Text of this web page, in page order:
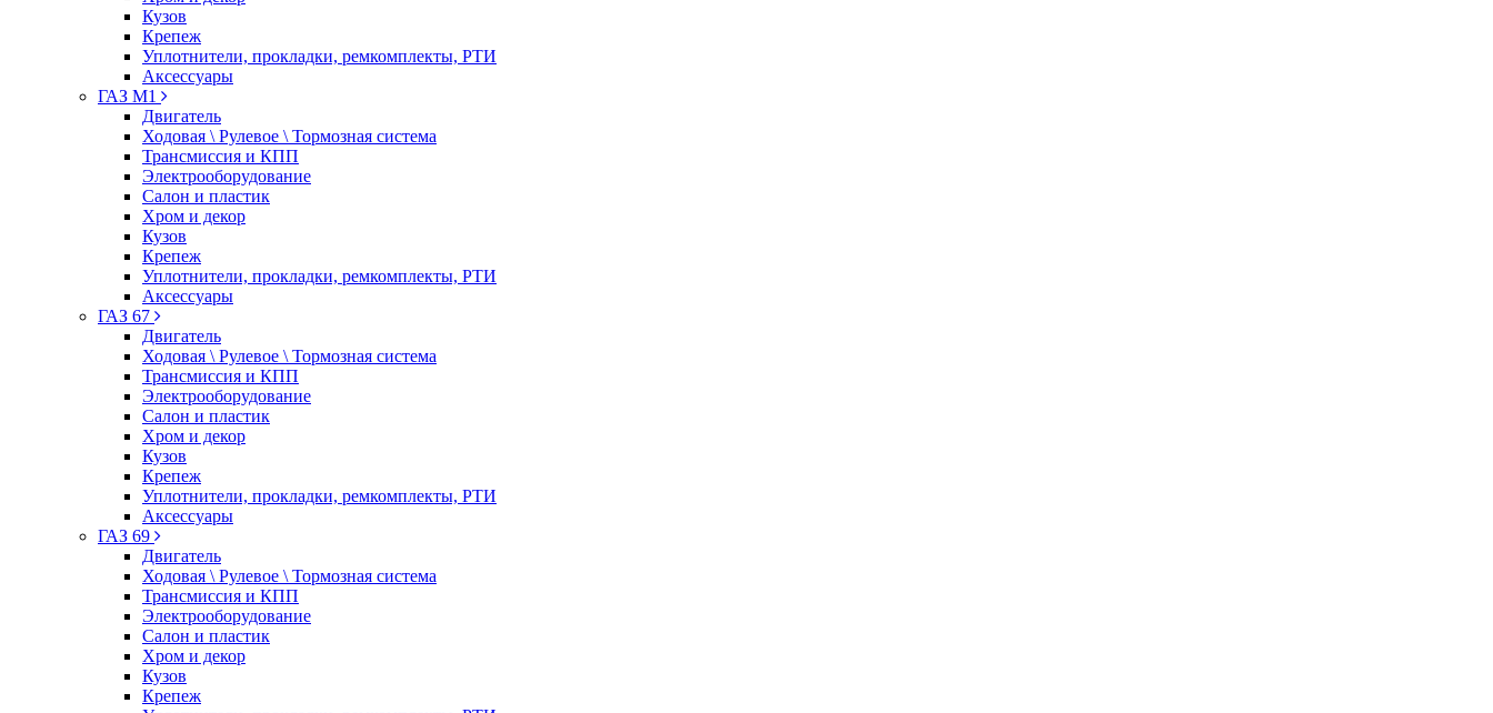
Кузов
Крепеж
Уплотнители, прокладки, ремкомплекты, РТИ
Аксессуары
ГАЗ М1
Двигатель
Ходовая \ Рулевое \ Тормозная система
Трансмиссия и КПП
Электрооборудование
Салон и пластик
Хром и декор
Кузов
Крепеж
Уплотнители, прокладки, ремкомплекты, РТИ
Аксессуары
ГАЗ 67
Двигатель
Ходовая \ Рулевое \ Тормозная система
Трансмиссия и КПП
Электрооборудование
Салон и пластик
Хром и декор
Кузов
Крепеж
Уплотнители, прокладки, ремкомплекты, РТИ
Аксессуары
ГАЗ 69
Двигатель
Ходовая \ Рулевое \ Тормозная система
Трансмиссия и КПП
Электрооборудование
Салон и пластик
Хром и декор
Кузов
Крепеж